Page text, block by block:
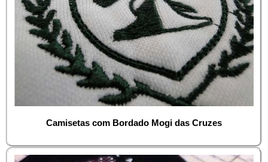
Camisetas com Bordado Mogi das Cruzes